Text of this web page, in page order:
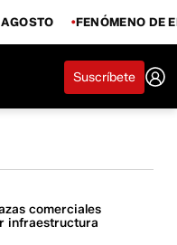
FENÓMENO DE
Suscríbete
comerciales
infraestructura